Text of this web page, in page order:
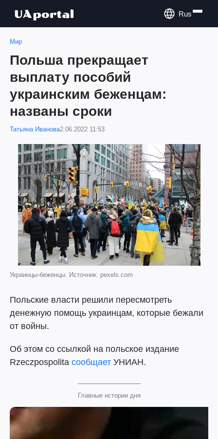
Rus
Мир
Польша прекращает
выплату пособий
украинским беженцам:
названы сроки
Татьяна Иванова2.06.2022 11:53
Украинцы-беженцы. Источник: pexels.com
Польские власти решили пересмотреть
денежную помощь украинцам, которые бежали
от войны.
Об этом со ссылкой на польское издание
Rzeczpospolita сообщает УНИАН.
Главные истории дня